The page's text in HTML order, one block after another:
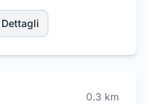
Dettagli
0.3 km